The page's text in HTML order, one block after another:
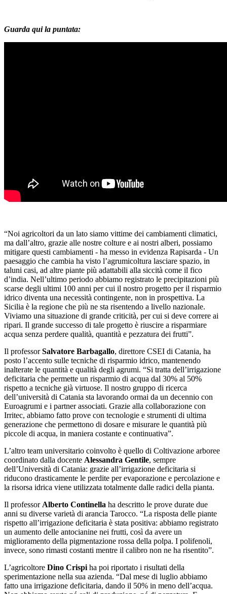
Guarda qui la puntata:
“Noi agricoltori da un lato siamo vittime dei cambiamenti climatici,
ma dall’altro, grazie alle nostre colture e ai nostri alberi, possiamo
mitigare questi cambiamenti - ha messo in evidenza Rapisarda - Un
paesaggio che cambia ha visto l’agrumicoltura lasciare spazio, in
taluni casi, ad altre piante più adattabili alla siccità come il fico
d’india. Nell’ultimo periodo abbiamo registrato le precipitazioni più
scarse degli ultimi 100 anni per cui il nostro progetto per il risparmio
idrico diventa una necessità contingente, non in prospettiva. La
Sicilia è la regione che più ne sta risentendo a livello nazionale.
Viviamo una situazione di grande criticità, per cui si deve correre ai
ripari. Il grande successo di tale progetto è riuscire a risparmiare
acqua senza perdere qualità, quantità e pezzatura dei frutti”.
Il professorSalvatore Barbagallo, direttore CSEI di Catania, ha
posto l’accento sulle tecniche di risparmio idrico, mantenendo
inalterate le quantità e qualità degli agrumi. “Si tratta dell’irrigazione
deficitaria che permette un risparmio di acqua dal 30% al 50%
rispetto a tecniche già virtuose. Il nostro gruppo di ricerca
dell’università di Catania sta lavorando ormai da un decennio con
Euroagrumi e i partner associati. Grazie alla collaborazione con
Irritec, abbiamo fatto prove con tecnologie e strumenti di ultima
generazione che permettono di dosare e misurare le quantità più
piccole di acqua, in maniera costante e continuativa”.
L’altro team universitario coinvolto è quello di Coltivazione arboree
coordinato dalla docente Alessandra Gentile, sempre
dell’Università di Catania: grazie all’irrigazione deficitaria si
riducono drasticamente le perdite per evaporazione e percolazione e
la risorsa idrica viene utilizzata totalmente dalle radici della pianta.
Il professor Alberto Continella ha descritto le prove durate due
anni su diverse varietà di arancia Tarocco. “La risposta delle piante
rispetto all’irrigazione deficitaria è stata positiva: abbiamo registrato
un aumento delle antocianine nei frutti, così da avere un
miglioramento della pigmentazione rossa della polpa. I polifenoli,
invece, sono rimasti costanti mentre il calibro non ne ha risentito”.
L’agricoltore Dino Crispi ha poi riportato i risultati della
sperimentazione nella sua azienda. “Dal mese di luglio abbiamo
fatto una irrigazione deficitaria, dando il 50% in meno dell’acqua.